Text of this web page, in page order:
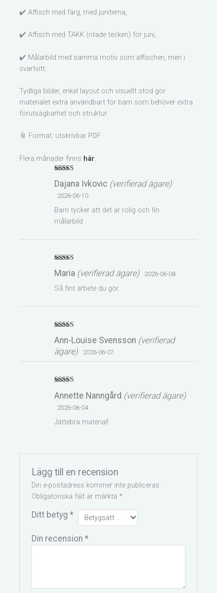
✔️ Affisch med färg, med junitema,
✔️ Affisch med TAKK (ritade tecken) för juni,
✔️ Målarbild med samma motiv som affischen, men i
svartvitt.
Tydliga bilder, enkel layout och visuellt stöd gör
materialet extra användbart för barn som behöver extra
förutsägbarhet och struktur.
📎 Format: utskrivbar PDF
Flera månader finns här.
av 5
Dajana Ivkovic (verifierad ägare)
2026-06-10
Barn tycker att det är rolig och fin
målarbild
Betygsatt
av 5
Maria (verifierad ägare) 2026-06-08
Så fint arbete du gör.
av 5
Ann-Louise Svensson (verifierad
ägare)
2026-06-07
av 5
Annette Nanngård (verifierad ägare)
2026-06-04
Jättebra material!
Lägg till en recension
Din e-postadress kommer inte publiceras.
Obligatoriska fält är märkta*
Ditt betyg*
Din recension*